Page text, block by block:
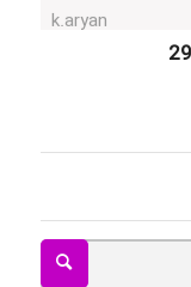
Mohammad